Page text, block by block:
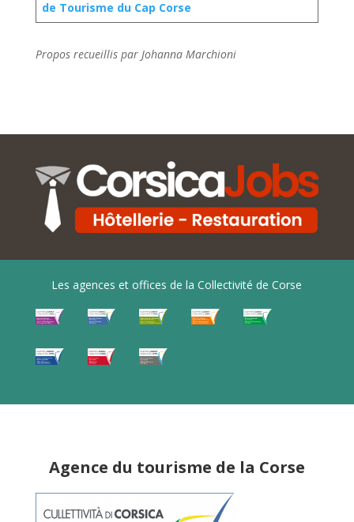
de Tourisme du Cap Corse
Propos recueillis par Johanna Marchioni
Les agences et offices de la Collectivité de Corse
Agence du tourisme de la Corse